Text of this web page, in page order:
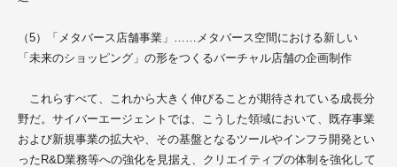
（5）「メタバース店舗事業」……メタバース空間におけ​る新しい
「未来のショッピング」の形をつくるバーチャル店舗の企画制作
これらすべて、これから大きく伸びることが期待されている成長分
野だ。 サイバーエージェントでは、こうした領域において、既存事業
および新規事業の拡大や、その基盤となるツールやインフラ開発とい
ったR&D業務等への強化を見据え、クリエイティブの体制を強化して